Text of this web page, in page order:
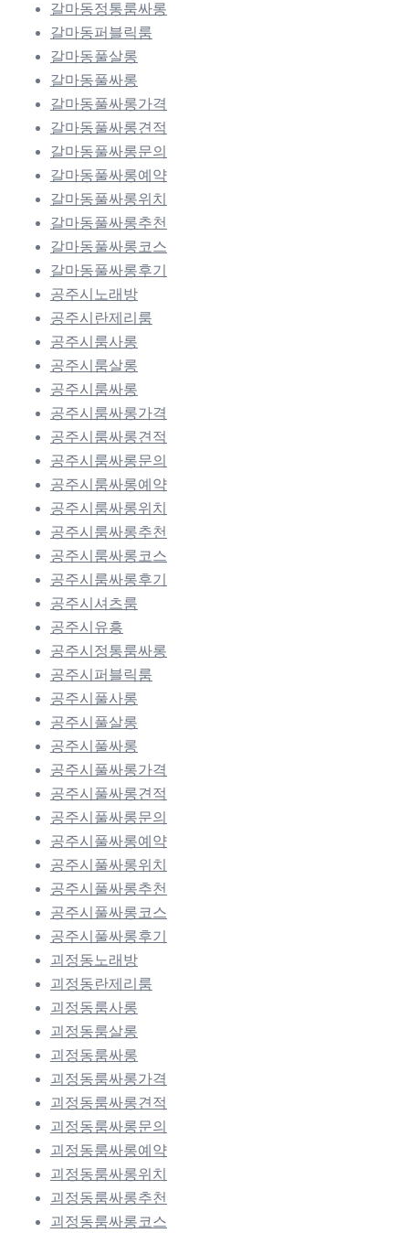
갈마동정통룸싸롱
갈마동퍼블릭룸
갈마동풀살롱
갈마동풀싸롱
갈마동풀싸롱가격
갈마동풀싸롱견적
갈마동풀싸롱문의
갈마동풀싸롱예약
갈마동풀싸롱위치
갈마동풀싸롱추천
갈마동풀싸롱코스
갈마동풀싸롱후기
공주시노래방
공주시란제리룸
공주시룸사롱
공주시룸살롱
공주시룸싸롱
공주시룸싸롱가격
공주시룸싸롱견적
공주시룸싸롱문의
공주시룸싸롱예약
공주시룸싸롱위치
공주시룸싸롱추천
공주시룸싸롱코스
공주시룸싸롱후기
공주시셔츠룸
공주시유흥
공주시정통룸싸롱
공주시퍼블릭룸
공주시풀사롱
공주시풀살롱
공주시풀싸롱
공주시풀싸롱가격
공주시풀싸롱견적
공주시풀싸롱문의
공주시풀싸롱예약
공주시풀싸롱위치
공주시풀싸롱추천
공주시풀싸롱코스
공주시풀싸롱후기
괴정동노래방
괴정동란제리룸
괴정동룸사롱
괴정동룸살롱
괴정동룸싸롱
괴정동룸싸롱가격
괴정동룸싸롱견적
괴정동룸싸롱문의
괴정동룸싸롱예약
괴정동룸싸롱위치
괴정동룸싸롱추천
괴정동룸싸롱코스